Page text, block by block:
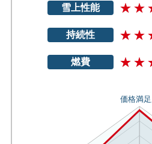
雪上性能
持続性
燃費